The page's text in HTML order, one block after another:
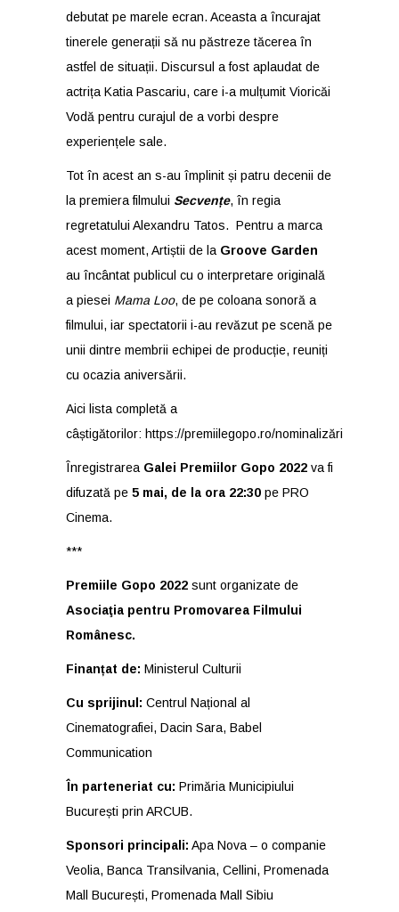
debutat pe marele ecran. Aceasta a încurajat
tinerele generații să nu păstreze tăcerea în
astfel de situații. Discursul a fost aplaudat de
actrița Katia Pascariu, care i-a mulțumit Vioricăi
Vodă pentru curajul de a vorbi despre
experiențele sale.
Tot în acest an s-au împlinit și patru decenii de
la premiera filmului Secvențe, în regia
regretatului Alexandru Tatos. Pentru a marca
acest moment, Artiștii de la Groove Garden
au încântat publicul cu o interpretare originală
a piesei Mama Loo, de pe coloana sonoră a
filmului, iar spectatorii i-au revăzut pe scenă pe
unii dintre membrii echipei de producție, reuniți
cu ocazia aniversării.
Aici lista completă a
câștigătorilor: https://premiilegopo.ro/nominalizări
Înregistrarea Galei Premiilor Gopo 2022 va fi
difuzată pe 5 mai, de la ora 22:30 pe PRO
Cinema.
***
Premiile Gopo 2022 sunt organizate de
Asociaţia pentru Promovarea Filmului
Românesc.
Finanțat de: Ministerul Culturii
Cu sprijinul: Centrul Național al
Cinematografiei, Dacin Sara, Babel
Communication
În parteneriat cu: Primăria Municipiului
București prin ARCUB.
Sponsori principali: Apa Nova – o companie
Veolia, Banca Transilvania, Cellini, Promenada
Mall București, Promenada Mall Sibiu